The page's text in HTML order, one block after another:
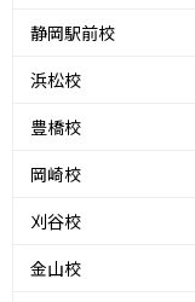
静岡駅前校
浜松校
豊橋校
岡崎校
刈谷校
金山校